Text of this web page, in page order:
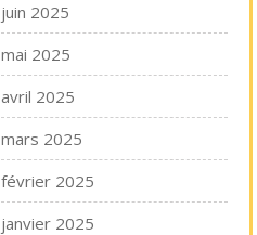
juin 2025
mai 2025
avril 2025
mars 2025
février 2025
janvier 2025